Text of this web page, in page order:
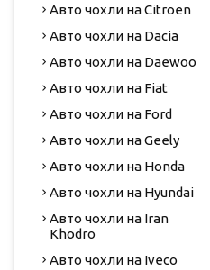
Авто чохли на Citroen
Авто чохли на Dacia
Авто чохли на Daewoo
Авто чохли на Fiat
Авто чохли на Ford
Авто чохли на Geely
Авто чохли на Honda
Авто чохли на Hyundai
Авто чохли на Iran
Khodro
Авто чохли на Iveco